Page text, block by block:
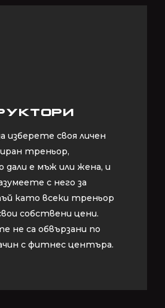
своя личен
треньор,
дали е мъж или жена, и
с него за
като всеки треньор
собствени цени.
не са обвързани по
с фитнес центъра.
изберете своя личен
треньор,
дали е мъж или жена, и
с него за
като всеки треньор
свои собствени цени.
не са обвързани по
с фитнес центъра.